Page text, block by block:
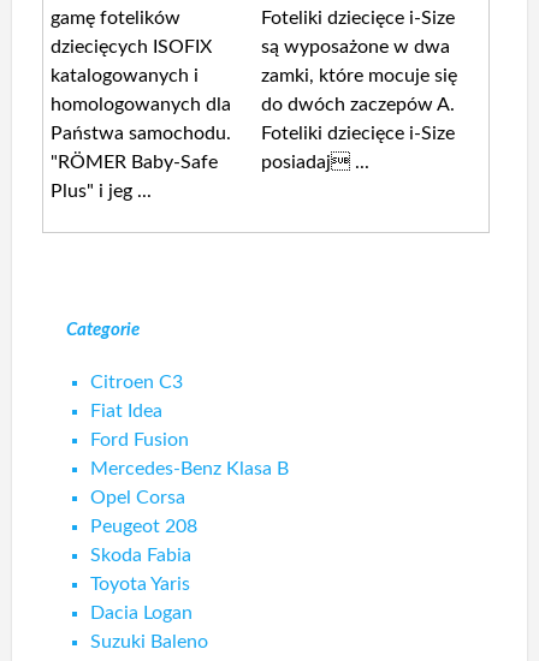
gamę fotelików
dziecięcych ISOFIX
katalogowanych i
homologowanych dla
Państwa samochodu.
"RÖMER Baby-Safe
Plus" i jeg ...
Foteliki dziecięce i-Size
są wyposażone w dwa
zamki, które mocuje się
do dwóch zaczepów A.
Foteliki dziecięce i-Size
posiadaj ...
Categorie
Citroen C3
Fiat Idea
Ford Fusion
Mercedes-Benz Klasa B
Opel Corsa
Peugeot 208
Skoda Fabia
Toyota Yaris
Dacia Logan
Suzuki Baleno